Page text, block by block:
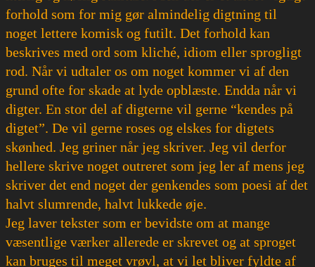
forhold som for mig gør almindelig digtning til
noget lettere komisk og futilt. Det forhold kan
beskrives med ord som kliché, idiom eller sprogligt
rod. Når vi udtaler os om noget kommer vi af den
grund ofte for skade at lyde opblæste. Endda når vi
digter. En stor del af digterne vil gerne “kendes på
digtet”. De vil gerne roses og elskes for digtets
skønhed. Jeg griner når jeg skriver. Jeg vil derfor
hellere skrive noget outreret som jeg ler af mens jeg
skriver det end noget der genkendes som poesi af det
halvt slumrende, halvt lukkede øje.
Jeg laver tekster som er bevidste om at mange
væsentlige værker allerede er skrevet og at sproget
kan bruges til meget vrøvl, at vi let bliver fyldte af